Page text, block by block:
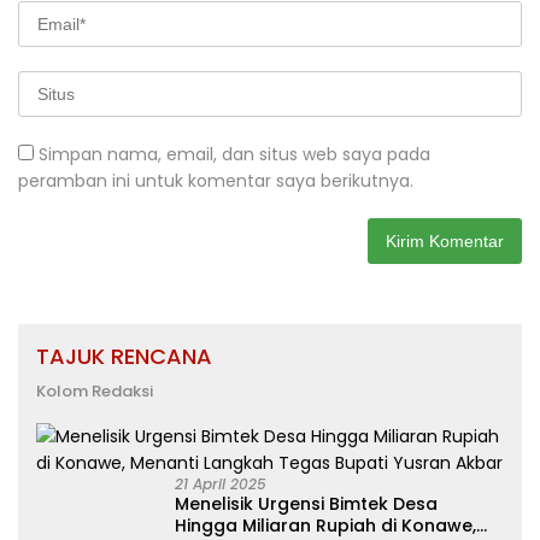
Simpan nama, email, dan situs web saya pada
peramban ini untuk komentar saya berikutnya.
TAJUK RENCANA
Kolom Redaksi
21 April 2025
Menelisik Urgensi Bimtek Desa
Hingga Miliaran Rupiah di Konawe,